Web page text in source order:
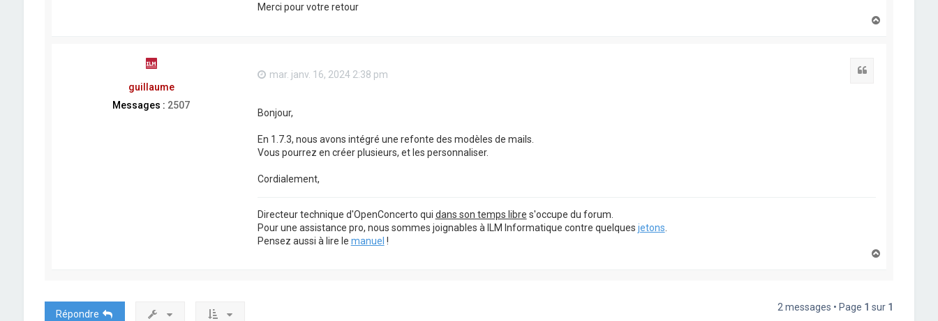
Merci pour votre retour
guillaume
Messages : 2507
mar. janv. 16, 2024 2:38 pm
Bonjour,
En 1.7.3, nous avons intégré une refonte des modèles de mails.
Vous pourrez en créer plusieurs, et les personnaliser.
Cordialement,
Directeur technique d'OpenConcerto qui dans son temps libre s'occupe du forum.
Pour une assistance pro, nous sommes joignables à ILM Informatique contre quelques jetons
Pensez aussi à lire le manuel !
Répondre
2 messages • Page 1 sur 1